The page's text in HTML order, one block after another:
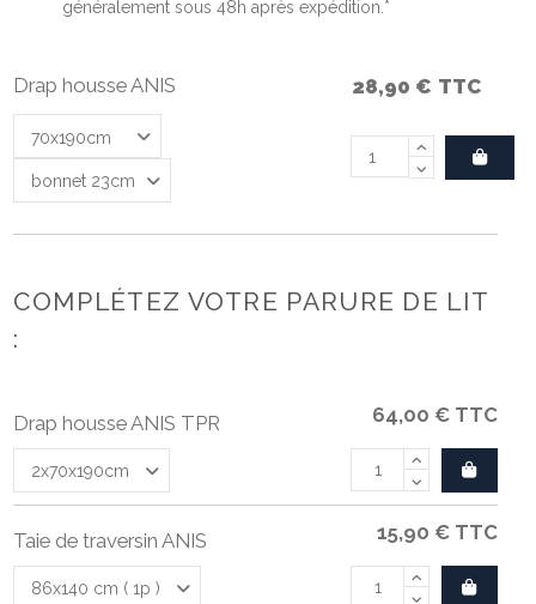
généralement sous 48h après expédition.*
Drap housse ANIS 28,90 € TTC
COMPLÉTEZ VOTRE PARURE DE LIT
:
Drap housse ANIS TPR 64,00 € TTC
Taie de traversin ANIS 15,90 € TTC